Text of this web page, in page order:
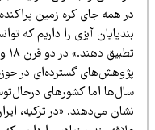
همه جای کره زمین پراکنده
آبزی را داریم که
گسترده‌ای در حوزه
اما کشورهای
می‌دهند. «در ترکیه، ایران،